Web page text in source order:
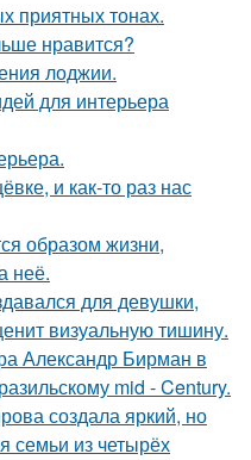
приятных тонах.
нравится?
лоджии.
для интерьера
и как-то раз нас
образом жизни,
неё.
для девушки,
визуальную тишину.
Александр Бирман в
mid - Century.
создала яркий, но
семьи из четырёх